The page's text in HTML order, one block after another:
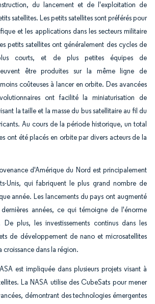
du lancement et de l'exploitation de
satellites. Les petits satellites sont préférés pour
et les applications dans les secteurs militaire
petits satellites ont généralement des cycles de
courts, et de plus petites équipes de
être produites sur la même ligne de
coûteuses à lancer en orbite. Des avancées
ont facilité la miniaturisation de
la taille et la masse du bus satellitaire au fil du
Au cours de la période historique, un total
ont été placés en orbite par divers acteurs de la
d'Amérique du Nord est principalement
Unis, qui fabriquent le plus grand nombre de
année. Les lancements du pays ont augmenté
années, ce qui témoigne de l'énorme
plus, les investissements continus dans les
de développement de nano et microsatellites
croissance dans la région.
est impliquée dans plusieurs projets visant à
La NASA utilise des CubeSats pour mener
démontrant des technologies émergentes